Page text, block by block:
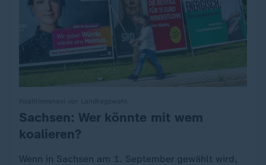
:Sachsen: Wer könnte mit wem
koalieren?
Wenn in Sachsen am 1. September gewählt wird,